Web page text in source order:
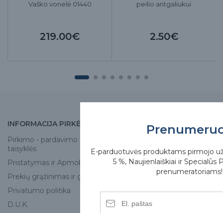
Vaško vonelė 01440
219.00€
peilio antgaliukui
2.50€
INFORMACIJA PIRKĖJUI
Pirkimo - pardavimo
taisyklės
Pristatymas ir Apmokėjimas
Prekių grąžinimas ir garantija
Privatumo politika
D.U.K.
APIE MUS
Skirgesa parduotuvės
Kontaktai
E-parduotuvės produktams pirmojo
5 %, Naujienlaiškiai ir Specialūs
prenumeratoriams!